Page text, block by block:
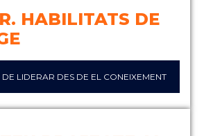
HABILITATS DE
DE LIDERAR DES DE EL CONEIXEMENT